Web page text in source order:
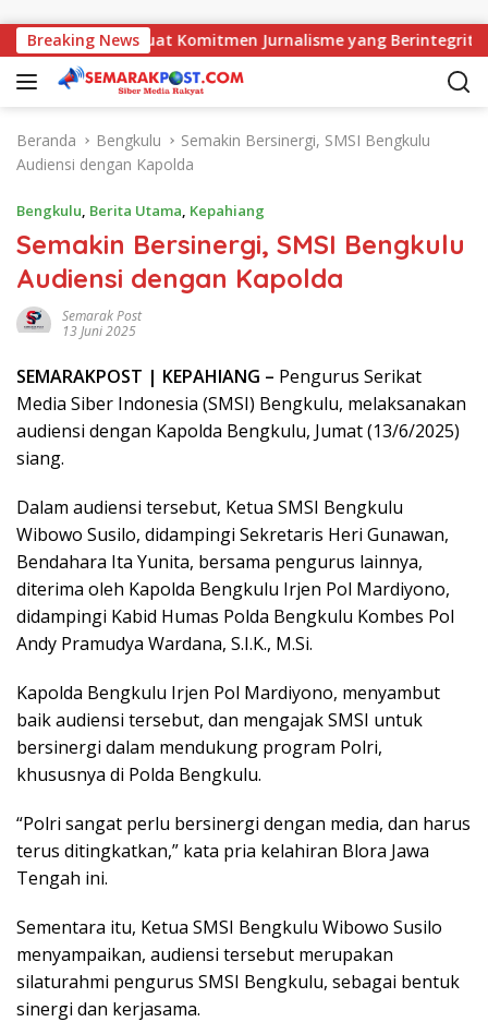
Breaking News
AMJ Perkuat Komitmen Jurnalisme yang Berintegritas
Beranda Bengkulu
Semakin Bersinergi, SMSI Bengkulu
Audiensi dengan Kapolda
Bengkulu, Berita Utama, Kepahiang
Semakin Bersinergi, SMSI Bengkulu
Audiensi dengan Kapolda
Semarak Post
13 Juni 2025
SEMARAKPOST | KEPAHIANG – Pengurus Serikat
Media Siber Indonesia (SMSI) Bengkulu, melaksanakan
audiensi dengan Kapolda Bengkulu, Jumat (13/6/2025)
siang.
Dalam audiensi tersebut, Ketua SMSI Bengkulu
Wibowo Susilo, didampingi Sekretaris Heri Gunawan,
Bendahara Ita Yunita, bersama pengurus lainnya,
diterima oleh Kapolda Bengkulu Irjen Pol Mardiyono,
didampingi Kabid Humas Polda Bengkulu Kombes Pol
Andy Pramudya Wardana, S.I.K., M.Si.
Kapolda Bengkulu Irjen Pol Mardiyono, menyambut
baik audiensi tersebut, dan mengajak SMSI untuk
bersinergi dalam mendukung program Polri,
khususnya di Polda Bengkulu.
“Polri sangat perlu bersinergi dengan media, dan harus
terus ditingkatkan,” kata pria kelahiran Blora Jawa
Tengah ini.
Sementara itu, Ketua SMSI Bengkulu Wibowo Susilo
menyampaikan, audiensi tersebut merupakan
silaturahmi pengurus SMSI Bengkulu, sebagai bentuk
sinergi dan kerjasama.